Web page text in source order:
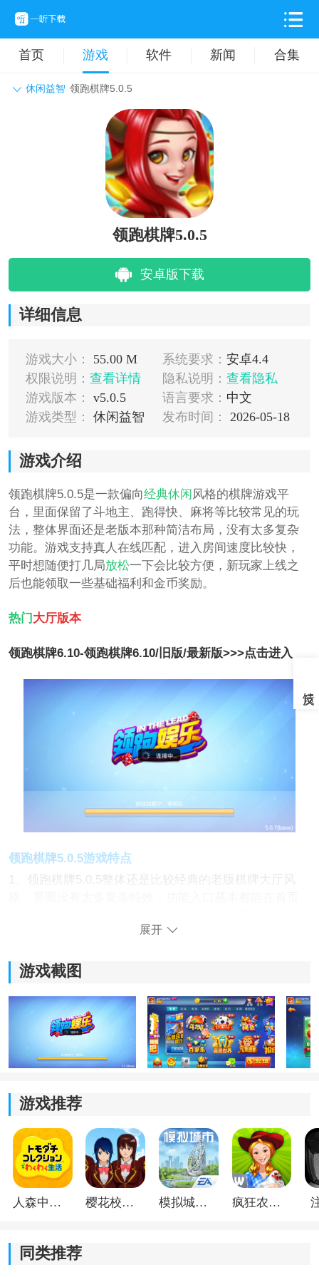
首页 游戏 软件 新闻 合集
休闲益智 领跑棋牌5.0.5
动作格斗 休闲益智
卡牌对战 音乐舞蹈
挂机养成
领跑棋牌5.0.5
安卓版下载
详细信息
游戏大小： 55.00 M 系统要求： 安卓4.4
权限说明： 查看详情 隐私说明： 查看隐私
游戏版本：
v5.0.5 语言要求： 中文
游戏类型：
休闲益智 发布时间： 2026-05-18
游戏介绍
领跑棋牌5.0.5是一款偏向经典休闲风格的棋牌游戏平
台，里面保留了斗地主、跑得快、麻将等比较常见的玩
法，整体界面还是老版本那种简洁布局，没有太多复杂
功能。游戏支持真人在线匹配，进入房间速度比较快，
平时想随便打几局放松一下会比较方便，新玩家上线之
后也能领取一些基础福利和金币奖励。
热门 大厅版本
领跑棋牌6.10-领跑棋牌6.10/旧版/最新版>>>点击进入
领跑棋牌5.0.5游戏特点
1、领跑棋牌5.0.5整体还是比较经典的老版棋牌大厅风
需要反复切换页面，对于平时只想简单打几局牌放松一
下的人来说会方便不少。
3、游戏里的基础福利算比较稳定，像签到奖励、在线金
币这些内容每天都能领取，试玩的时候连续玩了几局斗
地主，前期金币消耗也不算特别快。
领跑棋牌5.0.5游戏亮点
1、这版本匹配速度整体还算稳定，晚上高峰时间试玩的
时候基本十几秒左右就能开局，尤其斗地主和跑得快这
些模式玩家人数会更多一点。
2、老版本运行负担相对比较小，切换大厅或者重新进入
房间的时候都挺流畅，手机配置一般也能正常运行，不
3、炸金花这种快节奏玩法连续玩几局也没遇到明显卡顿
展开
游戏截图
游戏推荐
人森中文版 樱花校园模拟器1.048.00中文版 模拟城市我是巿长联机版 疯狂农场3美国派19
同类推荐